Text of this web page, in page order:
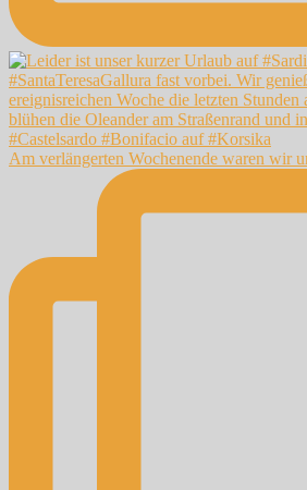
Am verlängerten Wochenende waren wir